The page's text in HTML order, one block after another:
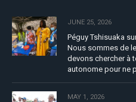
JUNE 25, 2026
Péguy Tshisuaka
Nous sommes de
devons chercher à
autonome pour ne
MAY 1, 2026